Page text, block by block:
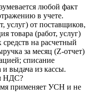
любой факт
в учете.
услуг) от поставщиков,
товара (работ, услуг)
на расчетный
за месяц (Z-отчет)
списание
и выдача из кассы.
НДС?
применяет УСН и не